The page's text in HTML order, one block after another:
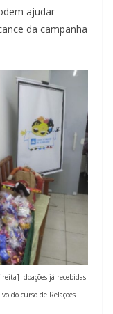
ajudar
da campanha
doações já recebidas
do curso de Relações